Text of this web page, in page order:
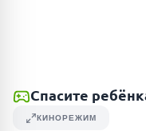
Спасите
КИНОРЕЖИМ